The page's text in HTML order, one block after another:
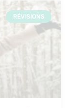
RÉVISIONS